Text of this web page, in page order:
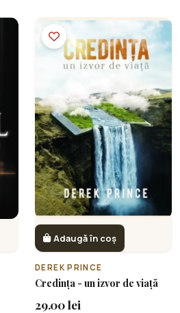
Adaugă în coș
DEREK PRINCE
Credința - un izvor de viață
29.00 lei